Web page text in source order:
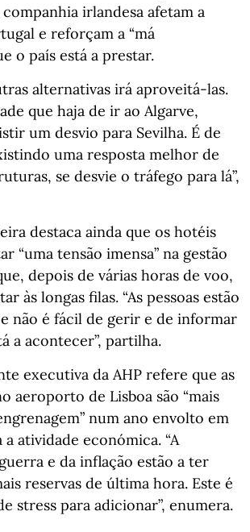
irlandesa afetam a
e reforçam a “má
o país está a prestar.
alternativas irá aproveitá-las.
que haja de ir ao Algarve,
um desvio para Sevilha. É de
uma resposta melhor de
se desvie o tráfego para lá”,
destaca ainda que os hotéis
“uma tensão imensa” na gestão
depois de várias horas de voo,
às longas filas. “As pessoas estão
não é fácil de gerir e de informar
a acontecer”, partilha.
executiva da AHP refere que as
aeroporto de Lisboa são “mais
num ano envolto em
atividade económica. “A
e da inflação estão a ter
reservas de última hora. Este é
stress para adicionar”, enumera.